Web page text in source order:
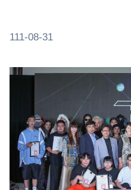
輔
介
紹
影
111-08-31